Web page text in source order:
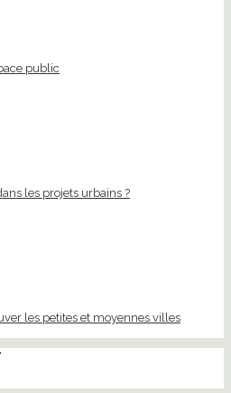
public
les projets urbains ?
les petites et moyennes villes